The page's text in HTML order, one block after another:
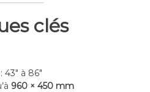
clés
43″ à 86″
960 × 450 mm